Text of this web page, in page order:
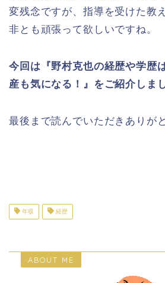
変残念ですが、指導を受けた教
非とも頑張って欲しいですね。
今回は『野村克也の経歴や学歴
産も気になる！』をご紹介しまし
最後まで読んでいただきありが
年収 経歴
ABOUT ME